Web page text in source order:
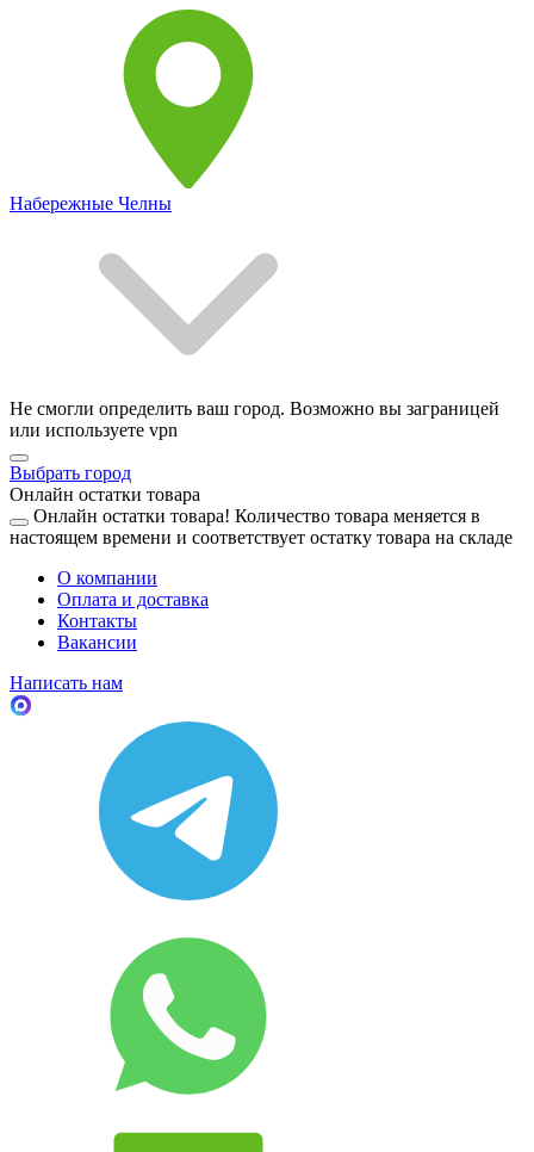
Набережные Челны
Не смогли определить ваш город. Возможно вы заграницей
или используете vpn
Выбрать город
Онлайн остатки товара
Онлайн остатки товара! Количество товара меняется в
настоящем времени и соответствует остатку товара на складе
О компании
Оплата и доставка
Контакты
Вакансии
Написать нам